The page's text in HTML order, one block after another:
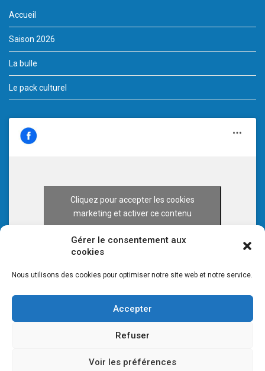
Gérer le consentement aux
cookies
Nous utilisons des cookies pour optimiser notre site web et notre service.
Accepter
Refuser
Voir les préférences
Accueil
Saison 2026
La bulle
Le pack culturel
Cliquez pour accepter les cookies
marketing et activer ce contenu
© 2026 CULTURE 70 -Mentions légales-